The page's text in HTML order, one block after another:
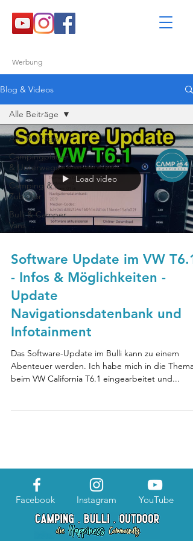
Werbung
Blog & Videos
Alle Beiträge
Campingplätze
& Unterwegs
Camping &
Zubehör
Bulli & Camper
Vans
Alle Beiträge
Load video
Software Update im VW T6.1
- Infos & Möglichkeiten -
Update
Navigationsdatenbank und
Infotainment
Das Software-Update im Bulli kann zu einem
Abenteuer werden. Ich habe mich in die
beim VW California T6.1 eingearbeitet und...
Facebook Instagram YouTube